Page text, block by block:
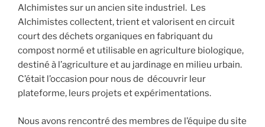
Alchimistes sur un ancien site industriel. Les
Alchimistes collectent, trient et valorisent en circuit
court des déchets organiques en fabriquant du
compost normé et utilisable en agriculture biologique,
destiné à l’agriculture et au jardinage en milieu urbain.
C’était l’occasion pour nous de découvrir leur
plateforme, leurs projets et expérimentations.
Nous avons rencontré des membres de l’équipe du site